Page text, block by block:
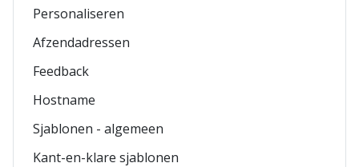
Personaliseren
Afzendadressen
Feedback
Hostname
Sjablonen - algemeen
Kant-en-klare sjablonen